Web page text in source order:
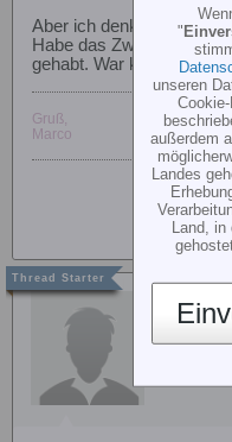
Aber ich denke mal 10-
Habe das Zwischenritzel
gehabt. War kein großer
Gruß,
Marco
Tuste
"
unseren
außerdem
Landes
Land, in